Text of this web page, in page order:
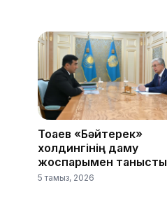
Тоқаев «Бәйтерек»
холдингінің даму
жоспарымен танысты
5 тамыз, 2026